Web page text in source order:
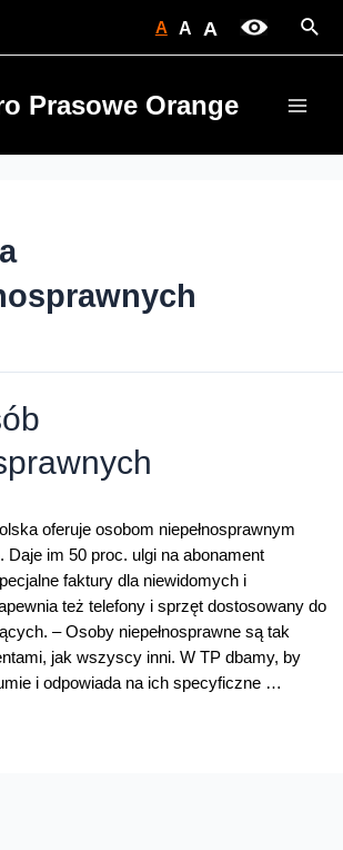
A A A
Prasowe Orange
oferuje osobom niepełnosprawnym
Daje im 50 proc. ulgi na abonament
faktury dla niewidomych i
też telefony i sprzęt dostosowany do
– Osoby niepełnosprawne są tak
jak wszyscy inni. W TP dbamy, by
i odpowiada na ich specyficzne …